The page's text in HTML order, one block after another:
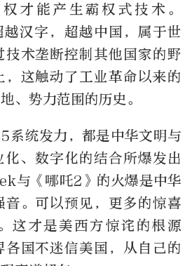
才能产生霸权式技术。
汉字，超越中国，属于世
技术垄断控制其他国家的野
，这触动了工业革命以来的
、势力范围的历史。
统发力，都是中华文明与
、数字化的结合所爆发出
与《哪吒2》的火爆是中华
音。可以预见，更多的惊喜
这才是美西方惊诧的根源
各国不迷信美国，从自己的